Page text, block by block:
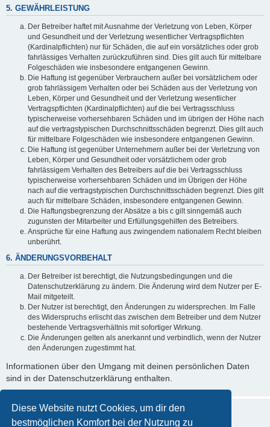
Diese Website nutzt Cookies, um dir den
bestmöglichen Komfort bei der Nutzung zu
5. GEWÄHRLEISTUNG
Der Betreiber haftet mit Ausnahme der Verletzung von Leben, Körper
und Gesundheit und der Verletzung wesentlicher Vertragspflichten
(Kardinalpflichten) nur für Schäden, die auf ein vorsätzliches oder grob
fahrlässiges Verhalten zurückzuführen sind. Dies gilt auch für mittelbare
Folgeschäden wie insbesondere entgangenen Gewinn.
Die Haftung ist gegenüber Verbrauchern außer bei vorsätzlichem oder
grob fahrlässigem Verhalten oder bei Schäden aus der Verletzung von
Leben, Körper und Gesundheit und der Verletzung wesentlicher
Vertragspflichten (Kardinalpflichten) auf die bei Vertragsschluss
typischerweise vorhersehbaren Schäden und im übrigen der Höhe nach
auf die vertragstypischen Durchschnittsschäden begrenzt. Dies gilt auch
für mittelbare Folgeschäden wie insbesondere entgangenen Gewinn.
Die Haftung ist gegenüber Unternehmern außer bei der Verletzung von
Leben, Körper und Gesundheit oder vorsätzlichem oder grob
fahrlässigem Verhalten des Betreibers auf die bei Vertragsschluss
typischerweise vorhersehbaren Schäden und im Übrigen der Höhe
nach auf die vertragstypischen Durchschnittsschäden begrenzt. Dies gilt
auch für mittelbare Schäden, insbesondere entgangenen Gewinn.
Die Haftungsbegrenzung der Absätze a bis c gilt sinngemäß auch
zugunsten der Mitarbeiter und Erfüllungsgehilfen des Betreibers.
Ansprüche für eine Haftung aus zwingendem nationalem Recht bleiben
unberührt.
6. ÄNDERUNGSVORBEHALT
Der Betreiber ist berechtigt, die Nutzungsbedingungen und die
Datenschutzerklärung zu ändern. Die Änderung wird dem Nutzer per E-
Mail mitgeteilt.
Der Nutzer ist berechtigt, den Änderungen zu widersprechen. Im Falle
des Widerspruchs erlischt das zwischen dem Betreiber und dem Nutzer
bestehende Vertragsverhältnis mit sofortiger Wirkung.
Die Änderungen gelten als anerkannt und verbindlich, wenn der Nutzer
den Änderungen zugestimmt hat.
Informationen über den Umgang mit deinen persönlichen Daten
sind in der Datenschutzerklärung enthalten.